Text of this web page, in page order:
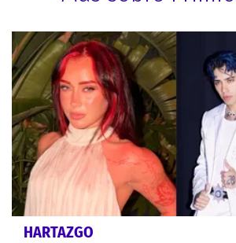
HARTAZGO